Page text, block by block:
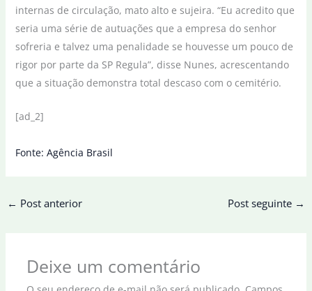
internas de circulação, mato alto e sujeira. “Eu acredito que
seria uma série de autuações que a empresa do senhor
sofreria e talvez uma penalidade se houvesse um pouco de
rigor por parte da SP Regula”, disse Nunes, acrescentando
que a situação demonstra total descaso com o cemitério.
[ad_2]
Fonte: Agência Brasil
← Post anterior Post seguinte →
Deixe um comentário